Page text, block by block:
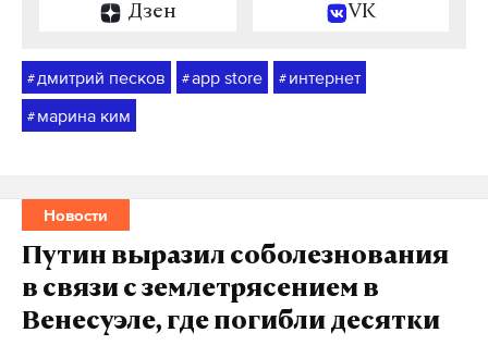
Дзен VK
# дмитрий песков #app store # интернет
# марина ким
Новости
Путин выразил соболезнования
в связи с землетрясением в
Венесуэле, где погибли десятки